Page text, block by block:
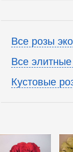
Все розы
Все
Кустовые